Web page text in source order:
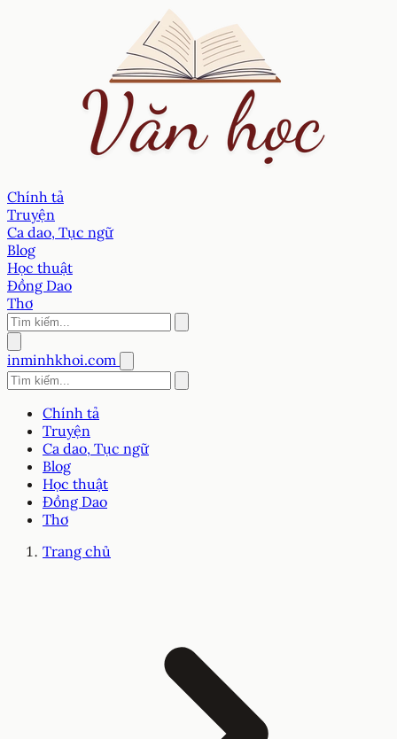
Chính tả
Truyện
Ca dao, Tục ngữ
Blog
Học thuật
Đồng Dao
Thơ
inminhkhoi.com
Chính tả
Truyện
Ca dao, Tục ngữ
Blog
Học thuật
Đồng Dao
Thơ
Trang chủ